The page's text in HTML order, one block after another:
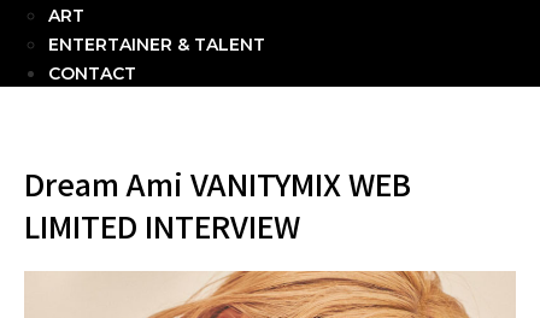
ART
ENTERTAINER & TALENT
CONTACT
Dream Ami VANITYMIX WEB
LIMITED INTERVIEW